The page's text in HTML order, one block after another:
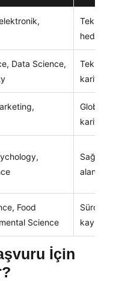
Teknik
Data Science,
kariyer
Global
kariyeri
Sağlık,
Food
Science
kaynak
İçin